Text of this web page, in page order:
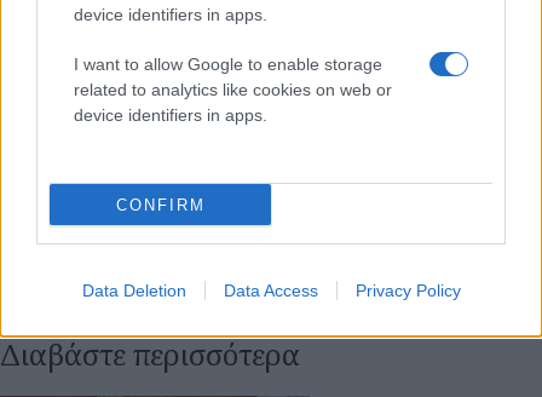
device identifiers in apps.
I want to allow Google to enable storage
related to analytics like cookies on web or
device identifiers in apps.
CONFIRM
Data Deletion Data Access Privacy Policy
Διαβάστε περισσότερα